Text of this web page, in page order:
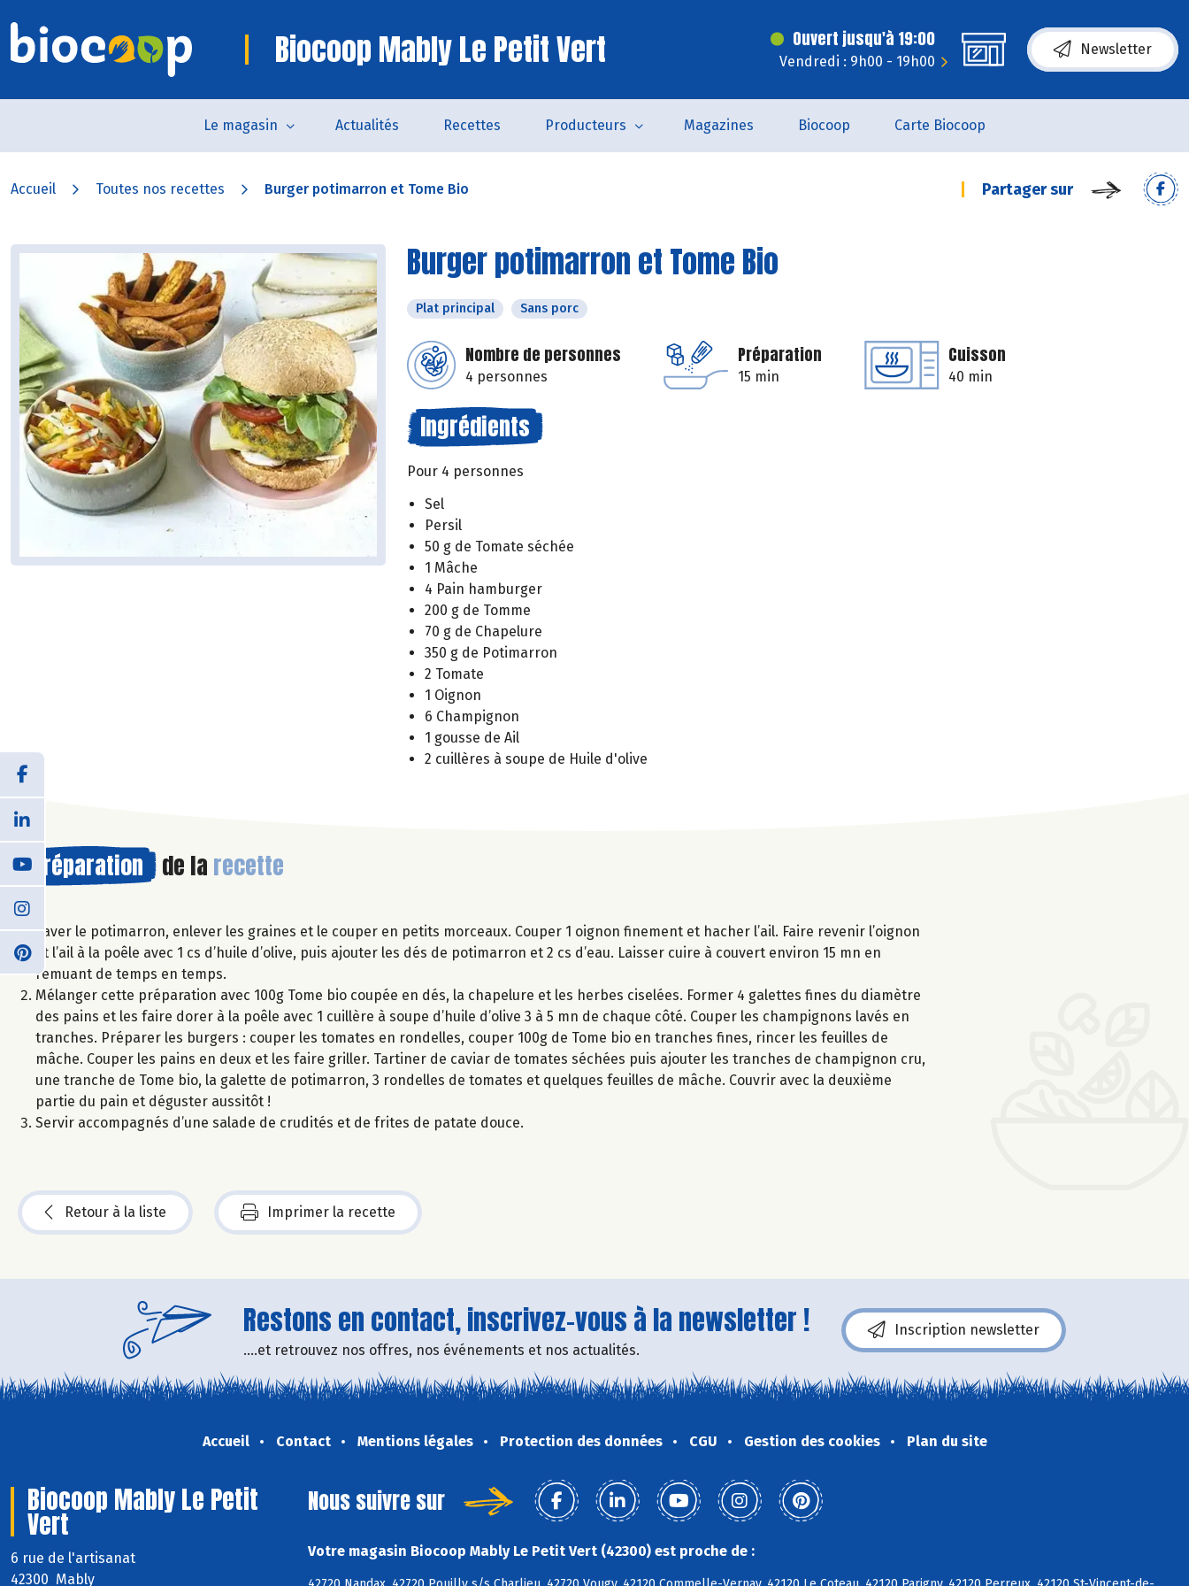
Biocoop Mably Le Petit Vert Ouvert jusqu'à 19:00
Vendredi : 9h00 - 19h00
Newsletter
Le magasin Actualités Recettes Producteurs Magazines Biocoop Carte Biocoop
Accueil Toutes nos recettes Burger potimarron et Tome Bio Partager sur
Burger potimarron et Tome Bio
Plat principal Sans porc
Nombre de personnes
4 personnes
Préparation
15 min
Cuisson
40 min
Ingrédients
Pour 4 personnes
Sel
Persil
50 g de Tomate séchée
1 Mâche
4 Pain hamburger
200 g de Tomme
70 g de Chapelure
350 g de Potimarron
2 Tomate
1 Oignon
6 Champignon
1 gousse de Ail
2 cuillères à soupe de Huile d'olive
Préparation de la recette
Laver le potimarron, enlever les graines et le couper en petits morceaux. Couper 1 oignon finement et hacher l’ail. Faire revenir l’oignon
et l’ail à la poêle avec 1 cs d’huile d’olive, puis ajouter les dés de potimarron et 2 cs d’eau. Laisser cuire à couvert environ 15 mn en
remuant de temps en temps.
Mélanger cette préparation avec 100g Tome bio coupée en dés, la chapelure et les herbes ciselées. Former 4 galettes fines du diamètre
des pains et les faire dorer à la poêle avec 1 cuillère à soupe d’huile d’olive 3 à 5 mn de chaque côté. Couper les champignons lavés en
tranches. Préparer les burgers : couper les tomates en rondelles, couper 100g de Tome bio en tranches fines, rincer les feuilles de
mâche. Couper les pains en deux et les faire griller. Tartiner de caviar de tomates séchées puis ajouter les tranches de champignon cru,
une tranche de Tome bio, la galette de potimarron, 3 rondelles de tomates et quelques feuilles de mâche. Couvrir avec la deuxième
partie du pain et déguster aussitôt !
Servir accompagnés d’une salade de crudités et de frites de patate douce.
Retour à la liste Imprimer la recette
Restons en contact, inscrivez-vous à la newsletter !
....et retrouvez nos offres, nos événements et nos actualités.
Inscription newsletter
Accueil Contact Mentions légales Protection des données CGU Gestion des cookies Plan du site
Biocoop Mably Le Petit
Vert
6 rue de l'artisanat
42300 Mably
Nous suivre sur
Votre magasin Biocoop Mably Le Petit Vert (42300) est proche de :